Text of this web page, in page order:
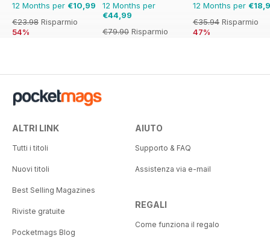
12 Months per €10,99
€23.98 Risparmio
54%
12 Months per
€44,99
€79.90 Risparmio
12 Months per
€35.94 Risparmio
47%
ALTRI LINK
Tutti i titoli
Nuovi titoli
Best Selling Magazines
Riviste gratuite
Pocketmags Blog
AIUTO
Supporto & FAQ
Assistenza via e-mail
REGALI
Come funziona il regalo